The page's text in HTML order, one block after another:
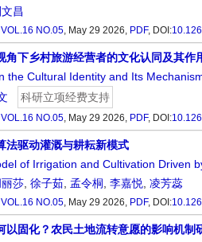
昌
VOL.16 NO.05, May 29 2026, PDF, DOI:
角下乡村旅游经营者的文化认同及其作
the Cultural Identity and Its
科研立项经费支持
VOL.16 NO.05, May 29 2026, PDF, DOI:
法驱动灌溉与耕耘新模式
of Irrigation and Cultivation Driven
莎, 徐子茹, 孟令桐, 李嘉悦, 凌芳蕊
VOL.16 NO.05, May 29 2026, PDF, DOI:
以固化？农民土地流转意愿的影响机